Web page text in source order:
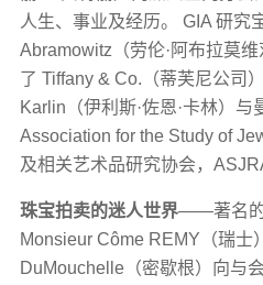
人生、事业及经历。 GIA 研究
Abramowitz（劳伦·阿布拉莫
了 Tiffany & Co.（蒂芙尼公司
Karlin（伊利斯·佐恩·卡林）
Association for the Study of
及相关艺术品研究协会，
珠宝拍卖的迷人世界——著名的
Monsieur Côme REMY（瑞士
DuMouchelle（密歇根）向与